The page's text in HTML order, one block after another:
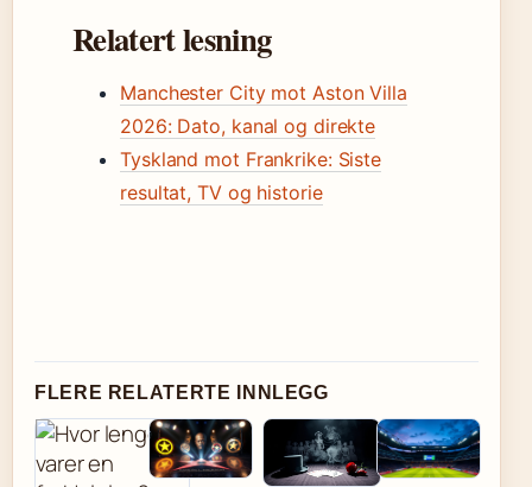
Relatert lesning
Manchester City mot Aston Villa
2026: Dato, kanal og direkte
Tyskland mot Frankrike: Siste
resultat, TV og historie
FLERE RELATERTE INNLEGG